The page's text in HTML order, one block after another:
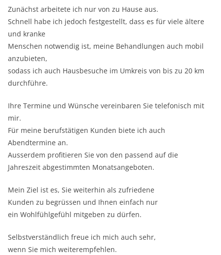
Zunächst arbeitete ich nur von zu Hause aus.
Schnell habe ich jedoch festgestellt, dass es für viele ältere
und kranke
Menschen notwendig ist, meine Behandlungen auch mobil
anzubieten,
sodass ich auch Hausbesuche im Umkreis von bis zu 20 km
durchführe.
Ihre Termine und Wünsche vereinbaren Sie telefonisch mit
mir.
Für meine berufstätigen Kunden biete ich auch
Abendtermine an.
Ausserdem profitieren Sie von den passend auf die
Jahreszeit abgestimmten Monatsangeboten.
Mein Ziel ist es, Sie weiterhin als zufriedene
Kunden zu begrüssen und Ihnen einfach nur
ein Wohlfühlgefühl mitgeben zu dürfen.
Selbstverständlich freue ich mich auch sehr,
wenn Sie mich weiterempfehlen.